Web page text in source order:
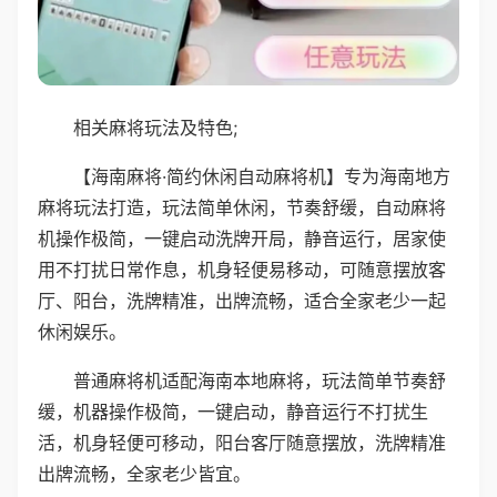
相关麻将玩法及特色;
【海南麻将·简约休闲自动麻将机】专为海南地方
麻将玩法打造，玩法简单休闲，节奏舒缓，自动麻将
机操作极简，一键启动洗牌开局，静音运行，居家使
用不打扰日常作息，机身轻便易移动，可随意摆放客
厅、阳台，洗牌精准，出牌流畅，适合全家老少一起
休闲娱乐。
普通麻将机适配海南本地麻将，玩法简单节奏舒
缓，机器操作极简，一键启动，静音运行不打扰生
活，机身轻便可移动，阳台客厅随意摆放，洗牌精准
出牌流畅，全家老少皆宜。